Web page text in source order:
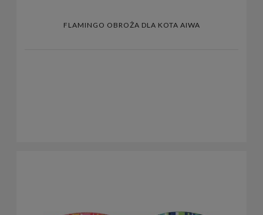
FLAMINGO OBROŻA DLA KOTA AIWA